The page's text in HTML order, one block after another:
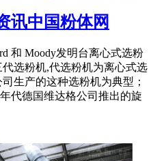
讯中国粉体网
和 Moody发明台离心式选粉
选粉机,代选粉机为离心式选
生产的这种选粉机为典型；
代德国维达格公司推出的旋